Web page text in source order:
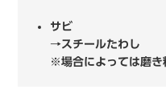
サビ
→スチールたわし
※場合によっては磨き